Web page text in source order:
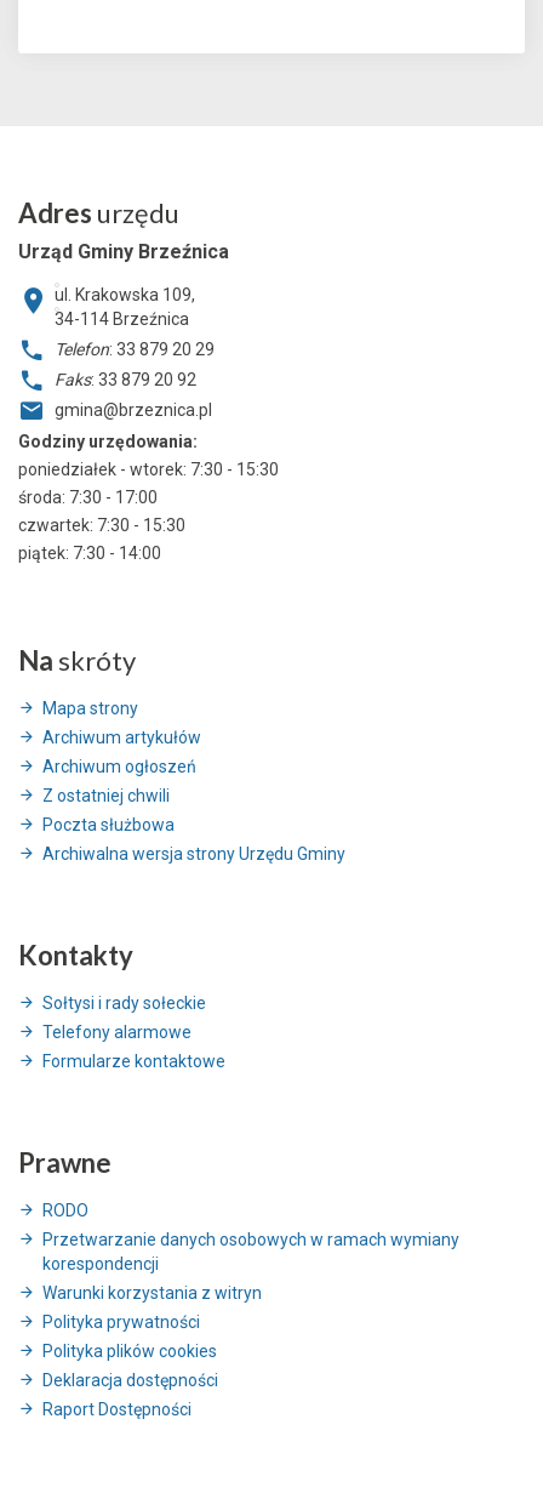
Adres urzędu
Urząd Gminy Brzeźnica
ul. Krakowska 109,
34-114 Brzeźnica
Telefon: 33 879 20 29
Faks: 33 879 20 92
gmina@brzeznica.pl
Godziny urzędowania:
poniedziałek - wtorek: 7:30 - 15:30
środa: 7:30 - 17:00
czwartek: 7:30 - 15:30
piątek: 7:30 - 14:00
Na skróty
Mapa strony
Archiwum artykułów
Archiwum ogłoszeń
Z ostatniej chwili
Poczta służbowa
Archiwalna wersja strony Urzędu Gminy
Kontakty
Sołtysi i rady sołeckie
Telefony alarmowe
Formularze kontaktowe
Prawne
RODO
Przetwarzanie danych osobowych w ramach wymiany
korespondencji
Warunki korzystania z witryn
Polityka prywatności
Polityka plików cookies
Deklaracja dostępności
Raport Dostępności